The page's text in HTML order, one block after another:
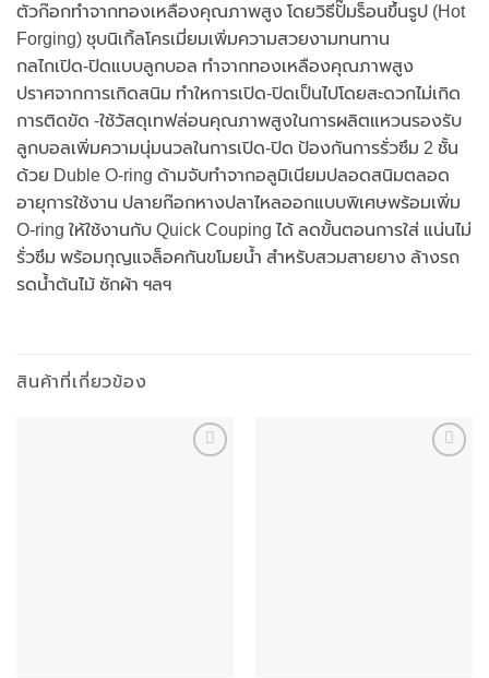
ตัวก๊อกทำจากทองเหลืองคุณภาพสูง โดยวิธีปั๊มร็อนขึ้นรูป (Hot
Forging) ชุบนิเกิ้ลโครเมี่ยมเพิ่มความสวยงามทนทาน
กลไกเปิด-ปิดแบบลูกบอล ทำจากทองเหลืองคุณภาพสูง
ปราศจากการเกิดสนิม ทำใหการเปิด-ปิดเป็นไปโดยสะดวกไม่เกิด
การติดขัด -ใช้วัสดุเทฟล่อนคุณภาพสูงในการผลิตแหวนรองรับ
ลูกบอลเพิ่มความนุ่มนวลในการเปิด-ปิด ป้องกันการรั่วซึม 2 ชั้น
ด้วย Duble O-ring ด้ามจับทำจากอลูมิเนียมปลอดสนิมตลอด
อายุการใช้งาน ปลายก๊อกหางปลาไหลออกแบบพิเศษพร้อมเพิ่ม
O-ring ให้ใช้งานกับ Quick Couping ได้ ลดขั้นตอนการใส่ แน่นไม่
รั่วซึม พร้อมกุญแจล็อคกันขโมยน้ำ สำหรับสวมสายยาง ล้างรถ
รดน้ำต้นไม้ ซักผ้า ฯลฯ
สินค้าที่เกี่ยวข้อง